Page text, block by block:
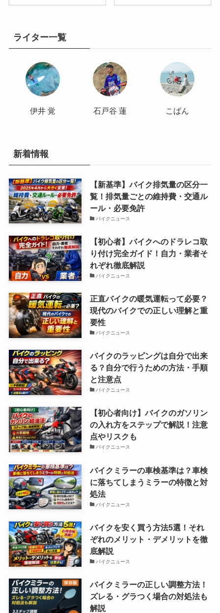
ライター一覧
伊井 覚 石戸谷 蓮 こばん
新着情報
【新基準】バイク排気量の区分一
覧！排気量ごとの維持費・交通ル
ール・必要免許
バイクニュース
【初心者】バイクへのドラレコ取
り付け完全ガイド！自力・業者そ
れぞれ徹底解説
バイクニュース
正直バイクの暖気運転って必要？
現代のバイクでの正しい理解と重
要性
バイクニュース
バイクのラッピングは自分で出来
る？自分で行うための方法・手順
と注意点
バイクニュース
【初心者向け】バイクのガソリン
の入れ方をステップで解説！注意
点やリスクも
バイクニュース
バイクミラーの車検基準は？車検
に落ちてしまうミラーの特徴と対
処法
バイクニュース
バイクを安く買う方法5選！それ
ぞれのメリット・デメリットを徹
底解説
バイクニュース
バイクミラーの正しい調整方法！
ズレる・グラつく場合の対処法も
解説